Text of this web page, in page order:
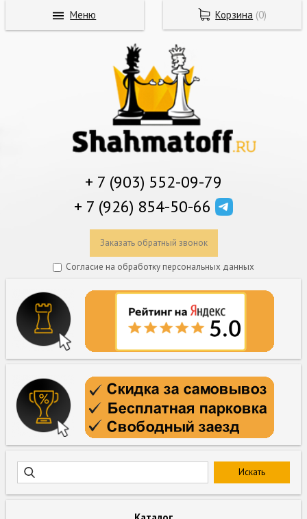
+ 7 (903) 552-09-79
+ 7 (926) 854-50-66
Заказать обратный звонок
Согласие на обработку персональных данных
Корзина (0)
Меню